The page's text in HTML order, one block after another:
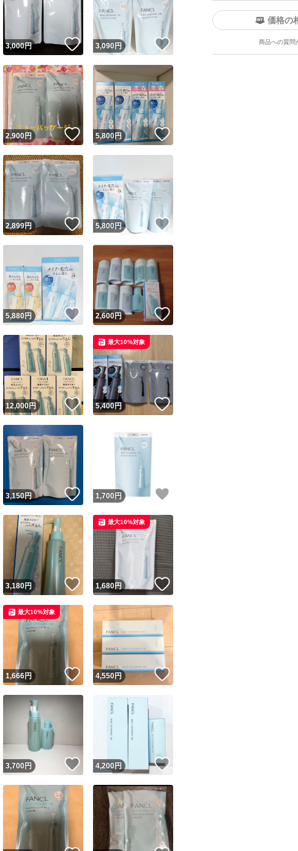
ユーザーの実績について
フリマが定めた一定の基準を満たしたユーザーにバッジを付与しています
取引出品者
安心取引出品者 Yahoo!フリマの基準をクリアした安心・安全なユーザーです
実績
取引実績◯+ このユーザーはYahoo!フリマの取引を完了させた実績があり
他フリマ実績◯+ このユーザーは他フリマサービスでの取引実績があります
ード&安心発送
バッジは実績に基づく表示であり、発送を保証しているものではありません
スピード＆安心発送
このユーザーは高頻度で24時間以内＆設定した発送日数内に
ます
スピード発送 このユーザーは高頻度で24時間以内に発送しています
安心発送 このユーザーは設定した発送日数内に発送しています
価格の
商品への質問
この商品の情報をコピーします
商品画像の 無断転載は禁止されています
コピーは1商品につき1回 です
出品ページへ
キャンセル
いね！
3,000円 いいね！
3,090 円 いいね！
いね！
2,900円 いいね！
5,800円
ね！
2,899円 いいね！
5,800円
いね！
5,880円 いいね！
2,600円
ね！
12,000円 いいね！
5,400円 いいね！
最大10%対象
ね！
3,150円 いいね！
1,700 円
いね！
3,180円 いいね！
1,680円
最大10%対象
ね！
1,666円 いいね！
最大10%対象
4,550円
いね！
3,700 円 いいね！
4,200円